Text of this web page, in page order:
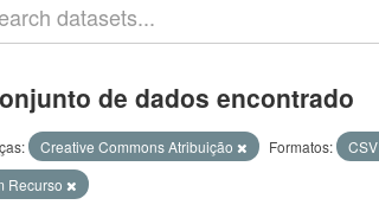
de dados encontrado
Creative Commons Atribuição Formatos: CSV
Recurso